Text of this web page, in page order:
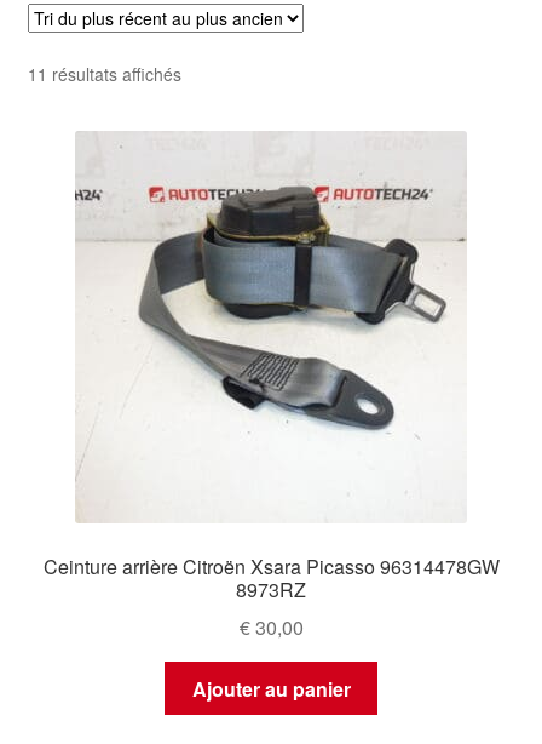
Plainte
Politique de confidentialité
Procédure de Réclamation
Termes et conditions
11 résultats affichésTrié
plus
plus
ancien
Ceinture arrière Citroën Xsara Picasso 96314478GW
8973RZ
€30,00
Ajouter au panier